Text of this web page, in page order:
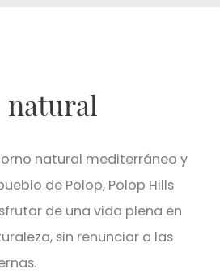
natural
natural mediterráneo y
de Polop, Polop Hills
de una vida plena en
sin renunciar a las